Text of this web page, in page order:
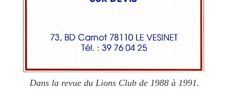
Dans la revue du Lions Club de 1988 à 1991.